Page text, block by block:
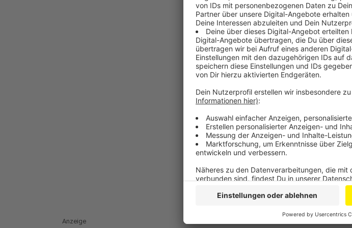
Der 63-jährige
Richtung Sankt
wechselte dann sehr
Motorradfahrer
Motrorrad
Dort wurde noch ein
den gesuchten
0 oder
Anzeige
Anzeige